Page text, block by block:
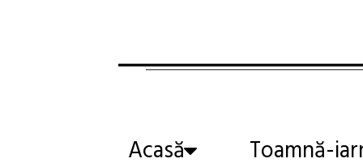
Acasă Toamnă-